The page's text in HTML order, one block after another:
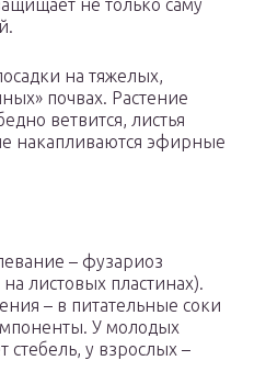
не только саму
на тяжелых,
почвах. Растение
ветвится, листья
накапливаются эфирные
– фузариоз
листовых пластинах).
– в питательные соки
У молодых
стебель, у взрослых –